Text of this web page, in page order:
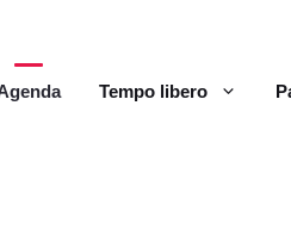
Tempo libero